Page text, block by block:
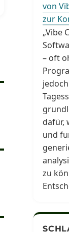
von
zur
„Vibe
– oft
dafür,
und
zu